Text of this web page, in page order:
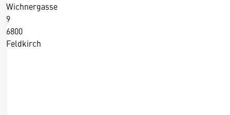
Wichnergasse
9
6800
Feldkirch